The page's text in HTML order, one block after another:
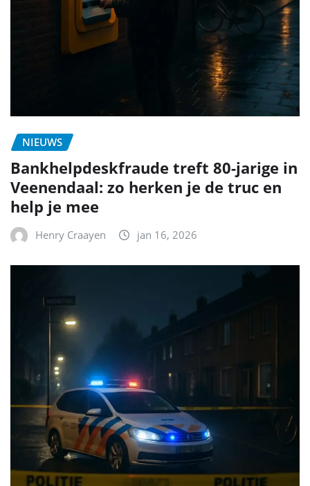
NIEUWS
Bankhelpdeskfraude treft 80-jarige in
Veenendaal: zo herken je de truc en
help je mee
Henry Craayen jan 16, 2026